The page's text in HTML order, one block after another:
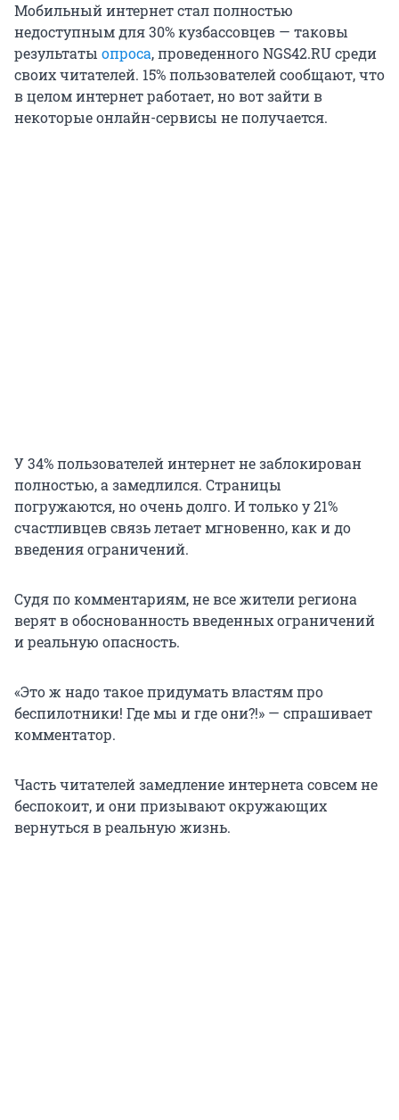
Мобильный интернет стал полностью
недоступным для 30% кузбассовцев — таковы
результаты опроса, проведенного NGS42.RU среди
своих читателей. 15% пользователей сообщают, что
в целом интернет работает, но вот зайти в
некоторые онлайн-сервисы не получается.
У 34% пользователей интернет не заблокирован
полностью, а замедлился. Страницы
погружаются, но очень долго. И только у 21%
счастливцев связь летает мгновенно, как и до
введения ограничений.
Судя по комментариям, не все жители региона
верят в обоснованность введенных ограничений
и реальную опасность.
«Это ж надо такое придумать властям про
беспилотники! Где мы и где они?!» — спрашивает
комментатор.
Часть читателей замедление интернета совсем не
беспокоит, и они призывают окружающих
вернуться в реальную жизнь.